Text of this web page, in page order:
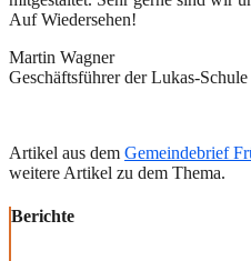
Auf Wiedersehen!
Martin Wagner
Geschäftsführer der Lukas-Schule
Artikel aus dem Gemeindebrief
weitere Artikel zu dem Thema.
Berichte